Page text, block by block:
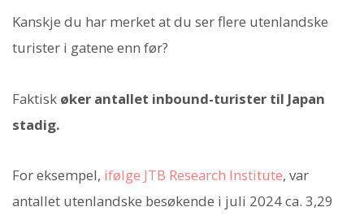
Kanskje du har merket at du ser flere utenlandske
turister i gatene enn før?
Faktisk øker antallet inbound-turister til Japan
stadig.
For eksempel, ifølge JTB Research Institute, var
antallet utenlandske besøkende i juli 2024 ca. 3,29